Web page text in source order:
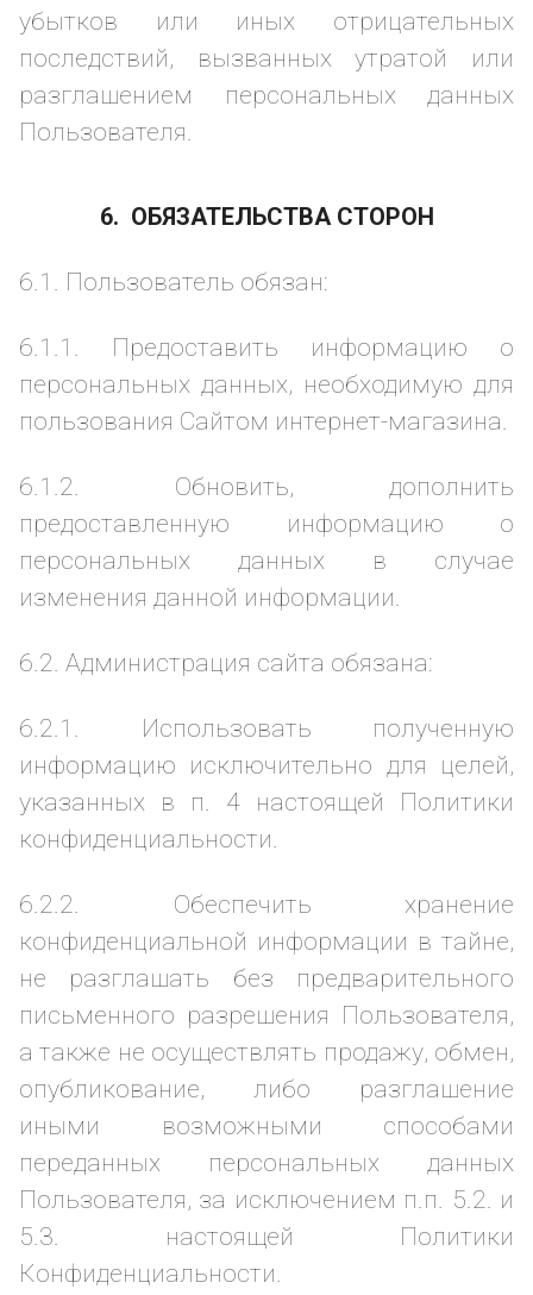
убытков или иных отрицательных
последствий, вызванных утратой или
разглашением персональных данных
Пользователя.
6. ОБЯЗАТЕЛЬСТВА СТОРОН
6.1. Пользователь обязан:
6.1.1. Предоставить информацию о
персональных данных, необходимую для
пользования Сайтом интернет-магазина.
6.1.2. Обновить, дополнить
предоставленную информацию о
персональных данных в случае
изменения данной информации.
6.2. Администрация сайта обязана:
6.2.1. Использовать полученную
информацию исключительно для целей,
указанных в п. 4 настоящей Политики
конфиденциальности.
6.2.2. Обеспечить хранение
конфиденциальной информации в тайне,
не разглашать без предварительного
письменного разрешения Пользователя,
а также не осуществлять продажу, обмен,
опубликование, либо разглашение
иными возможными способами
переданных персональных данных
Пользователя, за исключением п.п. 5.2. и
5.3. настоящей Политики
Конфиденциальности.